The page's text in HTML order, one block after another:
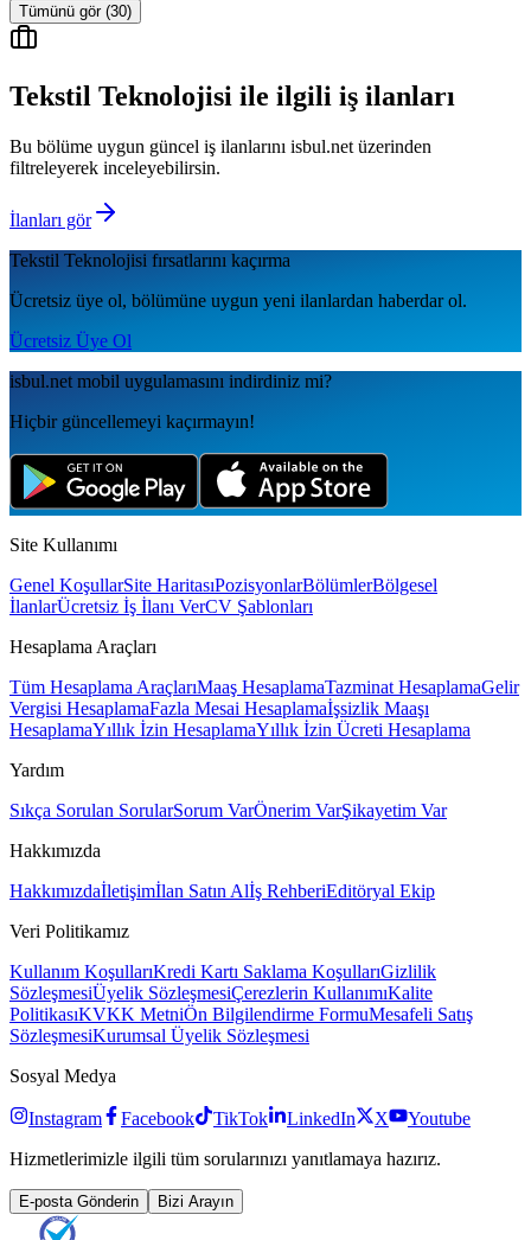
Tümünü gör (30)
Tekstil Teknolojisi ile ilgili iş ilanları
Bu bölüme uygun güncel iş ilanlarını isbul.net üzerinden
filtreleyerek inceleyebilirsin.
İlanları gör
Tekstil Teknolojisi fırsatlarını kaçırma
Ücretsiz üye ol, bölümüne uygun yeni ilanlardan haberdar ol.
Ücretsiz Üye Ol
isbul.net mobil uygulamаsını indirdiniz mi?
Hiçbir güncellemeyi kaçırmayın!
Site Kullanımı
Genel KoşullarSite HaritasıPozisyonlarBölümlerBölgesel
İlanlarÜcretsiz İş İlanı VerCV Şablonları
Hesaplama Araçları
Tüm Hesaplama AraçlarıMaaş HesaplamaTazminat HesaplamaGelir
Vergisi HesaplamaFazla Mesai Hesaplamaİşsizlik Maaşı
HesaplamaYıllık İzin HesaplamaYıllık İzin Ücreti Hesaplama
Yardım
Sıkça Sorulan SorularSorum VarÖnerim VarŞikayetim Var
Hakkımızda
Hakkımızdaİletişimİlan Satın Alİş RehberiEditöryal Ekip
Veri Politikamız
Kullanım KoşullarıKredi Kartı Saklama KoşullarıGizlilik
SözleşmesiÜyelik SözleşmesiÇerezlerin KullanımıKalite
PolitikasıKVKK MetniÖn Bilgilendirme FormuMesafeli Satış
SözleşmesiKurumsal Üyelik Sözleşmesi
Sosyal Medya
Instagram Facebook TikTok LinkedIn X
Youtube
Hizmetlerimizle ilgili tüm sorularınızı yanıtlamaya hazırız.
E-posta Gönderin Bizi Arayın